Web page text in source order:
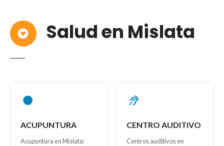
Salud en Mislata
ACUPUNTURA
Acupuntura en Mislata:
CENTRO AUDITIVO
Centros auditivos en